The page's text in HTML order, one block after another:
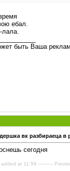
ебал.
лала.
быть Ваша
вк разбираеца в
сегодня
added at 11:59 ----------